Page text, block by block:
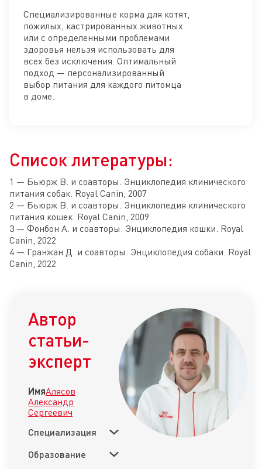
Специализированные корма для котят,
пожилых, кастрированных животных
или с определенными проблемами
здоровья нельзя использовать для
всех без исключения. Оптимальный
подход — персонализированный
выбор питания для каждого питомца
в доме.
Список литературы:
1 — Бьюрж В. и соавторы. Энциклопедия клинического
питания собак. Royal Canin, 2007
2 — Бьюрж В. и соавторы. Энциклопедия клинического
питания кошек. Royal Canin, 2009
3 — Фонбон А. и соавторы. Энциклопедия кошки. Royal
Canin, 2022
4 — Гранжан Д. и соавторы. Энциклопедия собаки. Royal
Canin, 2022
Автор
статьи-
эксперт
ИмяАлясов
Александр
Сергеевич
Специализация
Образование